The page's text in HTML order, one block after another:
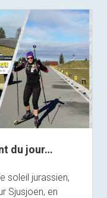
du jour…
soleil jurassien,
Sjusjoen, en